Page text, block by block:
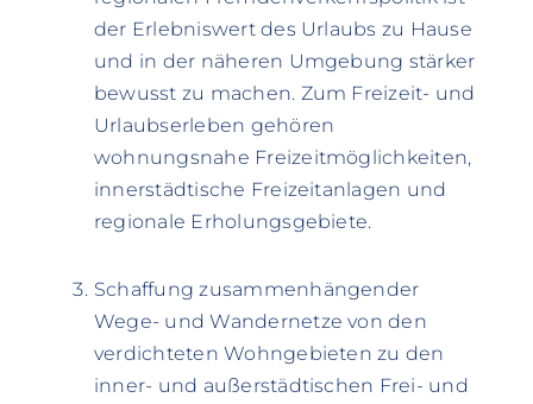
der Erlebniswert des Urlaubs zu Hause
und in der näheren Umgebung stärker
bewusst zu machen. Zum Freizeit- und
Urlaubserleben gehören
wohnungsnahe Freizeitmöglichkeiten,
innerstädtische Freizeitanlagen und
regionale Erholungsgebiete.
Schaffung zusammenhängender
Wege- und Wandernetze von den
verdichteten Wohngebieten zu den
inner- und außerstädtischen Frei- und